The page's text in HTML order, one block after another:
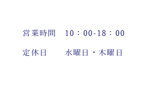
営業時間 10：00-18：00
定休日 水曜日・木曜日